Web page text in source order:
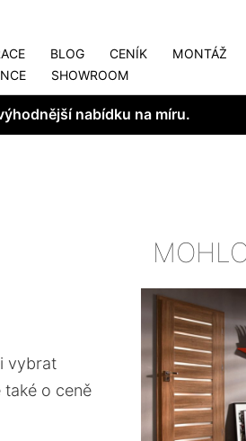
BLOG CENÍK MONTÁŽ
SHOWROOM
nabídku na míru.
vybrat
o ceně